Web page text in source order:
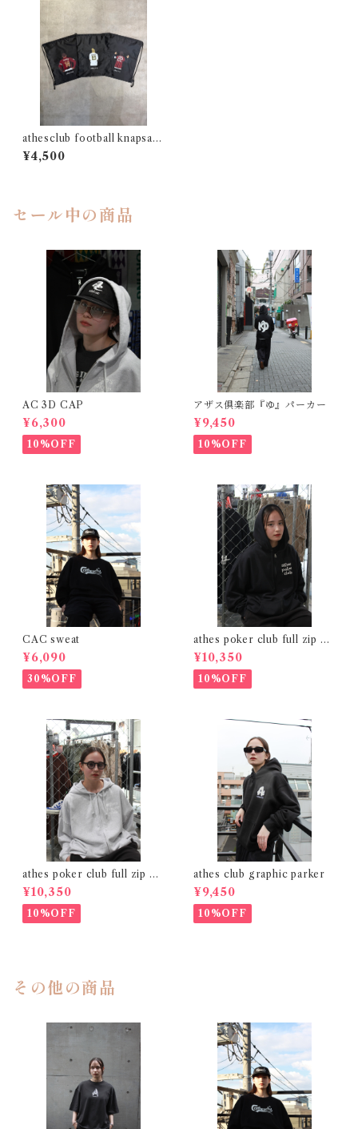
athesclub football knapsac
k
¥4,500
セール中の商品
AC 3D CAP
¥6,300
10%OFF
アザス倶楽部『ゆ』パーカー
¥9,450
10%OFF
CAC sweat
¥6,090
30%OFF
athes poker club full zip na
vy
¥10,350
10%OFF
athes poker club full zip gr
ay
¥10,350
10%OFF
athes club graphic parker
¥9,450
10%OFF
その他の商品